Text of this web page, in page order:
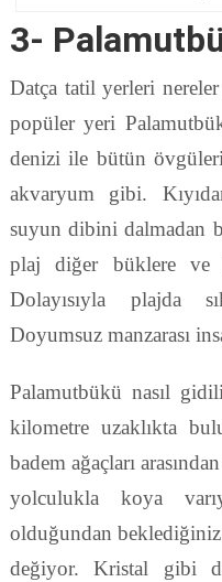
3-
Datça tatil yerleri
popüler yeri
denizi ile bütün
akvaryum gibi.
suyun dibini dalmadan
plaj diğer büklere ve
Dolayısıyla plajda
Doyumsuz manzarası
Palamutbükü nasıl
kilometre uzaklıkta
badem ağaçları
yolculukla koya
olduğundan
değiyor. Kristal gibi